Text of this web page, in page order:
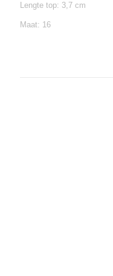
Lengte top: 3,7 cm
Maat: 16